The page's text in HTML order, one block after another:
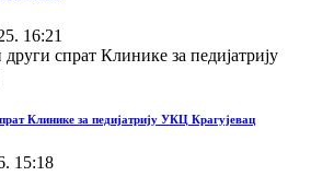
16:21
Клинике за педијатрију УКЦ Крагујевац
15:18